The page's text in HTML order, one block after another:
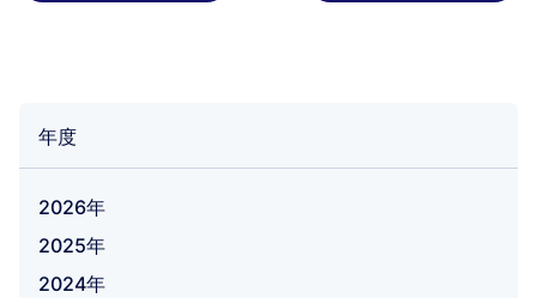
年度
2026年
2025年
2024年